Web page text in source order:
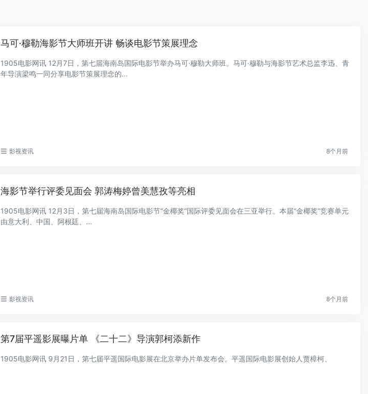
马可·穆勒海影节大师班开讲 畅谈电影节策展理念
1905电影网讯 12月7日，第七届海南岛国际电影节举办马可·穆勒大师班。马可·穆勒与海影节艺术总监李迅、青
年导演梁鸣一同分享电影节策展理念的...
影视资讯 8个月前
海影节举行评委见面会 郭涛梅婷曾美慧孜等亮相
1905电影网讯 12月3日，第七届海南岛国际电影节“金椰奖”国际评委见面会在三亚举行。本届“金椰奖”竞赛单元
由意大利、中国、阿根廷、...
影视资讯 8个月前
第7届平遥影展曝片单 《二十二》导演郭柯添新作
1905电影网讯 9月21日，第七届平遥国际电影展在北京举办片单发布会。平遥国际电影展创始人贾樟柯、